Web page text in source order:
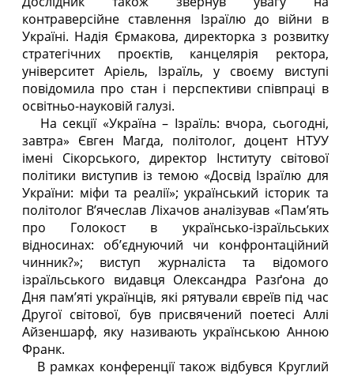
контраверсійне ставлення Ізраїлю до війни в
Україні. Надія Єрмакова, директорка з розвитку
стратегічних проєктів, канцелярія ректора,
університет Аріель, Ізраїль, у своєму виступі
повідомила про стан і перспективи співпраці в
освітньо-науковій галузі.
На секції «Україна – Ізраїль: вчора, сьогодні,
завтра» Євген Магда, політолог, доцент НТУУ
імені Сікорського, директор Інституту світової
політики виступив із темою «Досвід Ізраїлю для
України: міфи та реалії»; український історик та
політолог В’ячеслав Ліхачов аналізував «Пам’ять
про Голокост в українсько-ізраїльських
відносинах: об’єднуючий чи конфронтаційний
чинник?»; виступ журналіста та відомого
ізраїльського видавця Олександра Разґона до
Дня пам’яті українців, які рятували євреїв під час
Другої світової, був присвячений поетесі Аллі
Айзеншарф, яку називають українською Анною
Франк.
В рамках конференції також відбувся Круглий